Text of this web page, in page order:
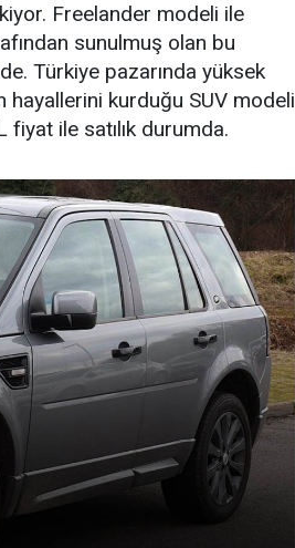
Freelander modeli ile
sunulmuş olan bu
Türkiye pazarında yüksek
hayallerini kurduğu SUV modeli
ile satılık durumda.